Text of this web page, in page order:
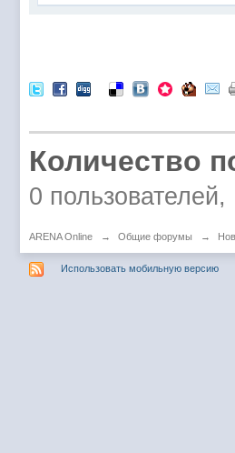
Количество
0
ARENA Online → Общие форумы →
Использовать мобильную версию